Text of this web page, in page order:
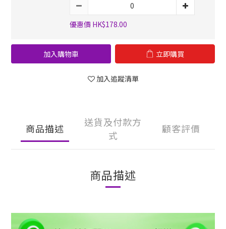
優惠價 HK$178.00
加入購物車 立即購買
加入追蹤清單
商品描述
送貨及付款方
式
顧客評價
商品描述